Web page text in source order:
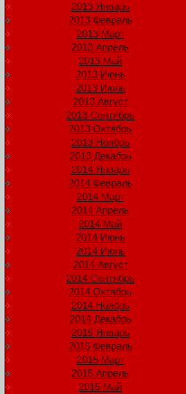
2013 Январь
2013 Февраль
2013 Март
2013 Апрель
2013 Май
2013 Июнь
2013 Июль
2013 Август
2013 Сентябрь
2013 Октябрь
2013 Ноябрь
2013 Декабрь
2014 Январь
2014 Февраль
2014 Март
2014 Апрель
2014 Май
2014 Июнь
2014 Июль
2014 Август
2014 Сентябрь
2014 Октябрь
2014 Ноябрь
2014 Декабрь
2015 Январь
2015 Февраль
2015 Март
2015 Апрель
2015 Май